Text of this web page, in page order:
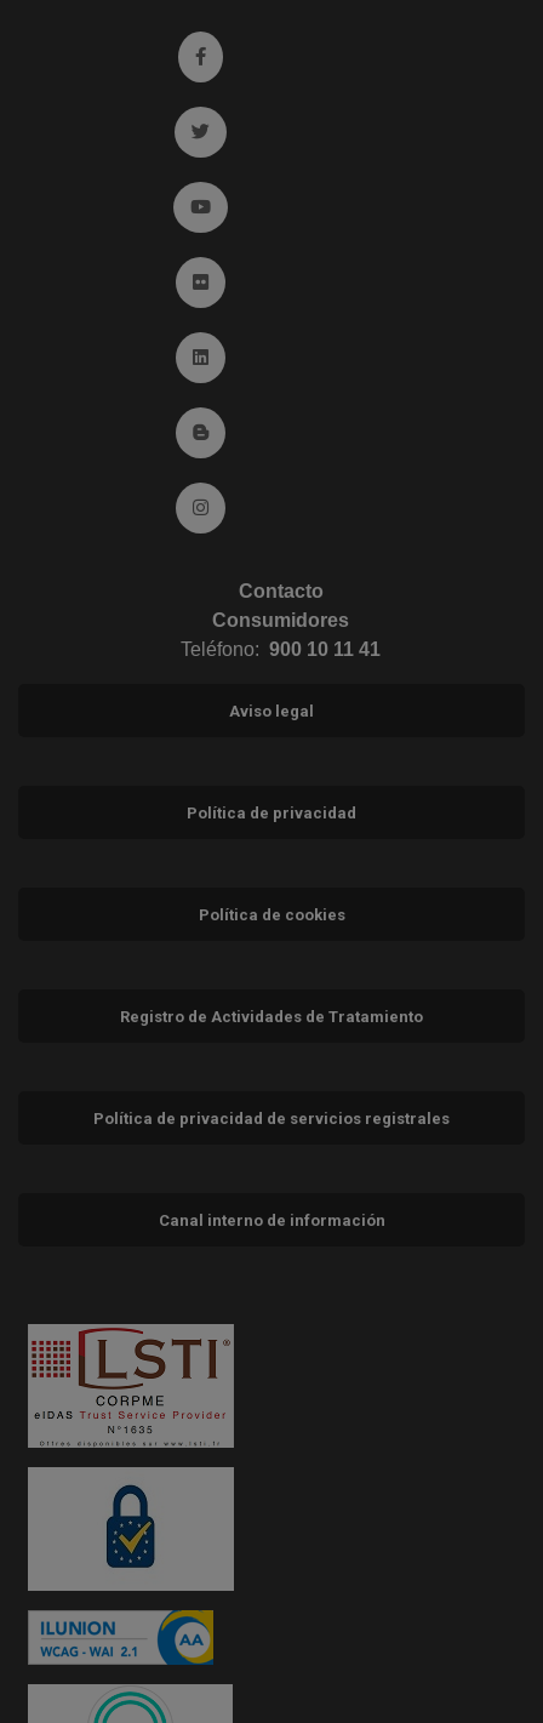
Ir a facebook (abre en ventana nueva)
Ir a twitter (abre en ventana nueva)
Ir a YouTube (abre en ventana nueva)
Ir a Flickr (abre en ventana nueva)
Ir a Linkedin (abre en ventana nueva)
Ir al Blog (abre en ventana nueva)
Ir a Instagram (abre en ventana nueva)
Contacto
Consumidores
Teléfono: 900 10 11 41
Aviso legal
Política de privacidad
Política de cookies
Registro de Actividades de Tratamiento
Política de privacidad de servicios registrales
Canal interno de información